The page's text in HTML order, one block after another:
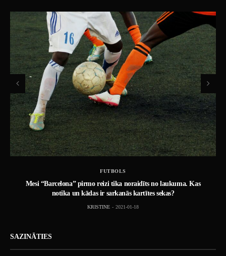
FUTBOLS
Mesi “Barcelona” pirmo reizi tika noraidīts no laukuma. Kas
notika un kādas ir sarkanās kartītes sekas?
KRISTINE 2021-01-18
SAZINĀTIES